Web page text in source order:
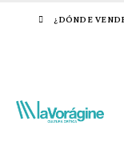
¿DÓNDE